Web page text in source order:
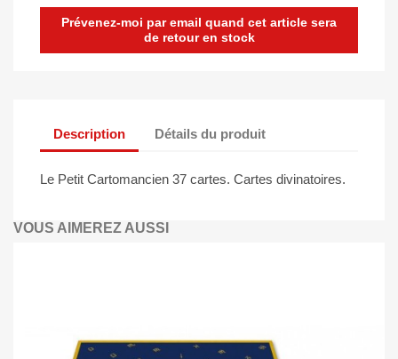
Prévenez-moi par email quand cet article sera
de retour en stock
Description Détails du produit
Le Petit Cartomancien 37 cartes. Cartes divinatoires.
VOUS AIMEREZ AUSSI